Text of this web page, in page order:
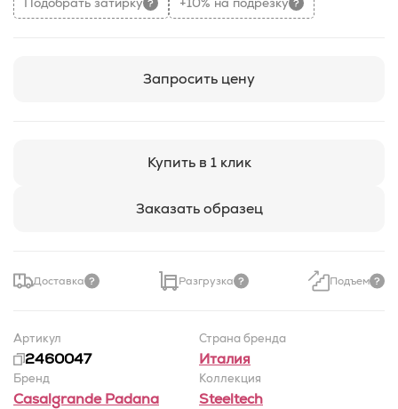
Запросить цену
Купить в 1 клик
Заказать образец
Доставка Разгрузка Подъем
Артикул
2460047
Страна бренда
Италия
Бренд
Casalgrande Padana
Коллекция
Steeltech